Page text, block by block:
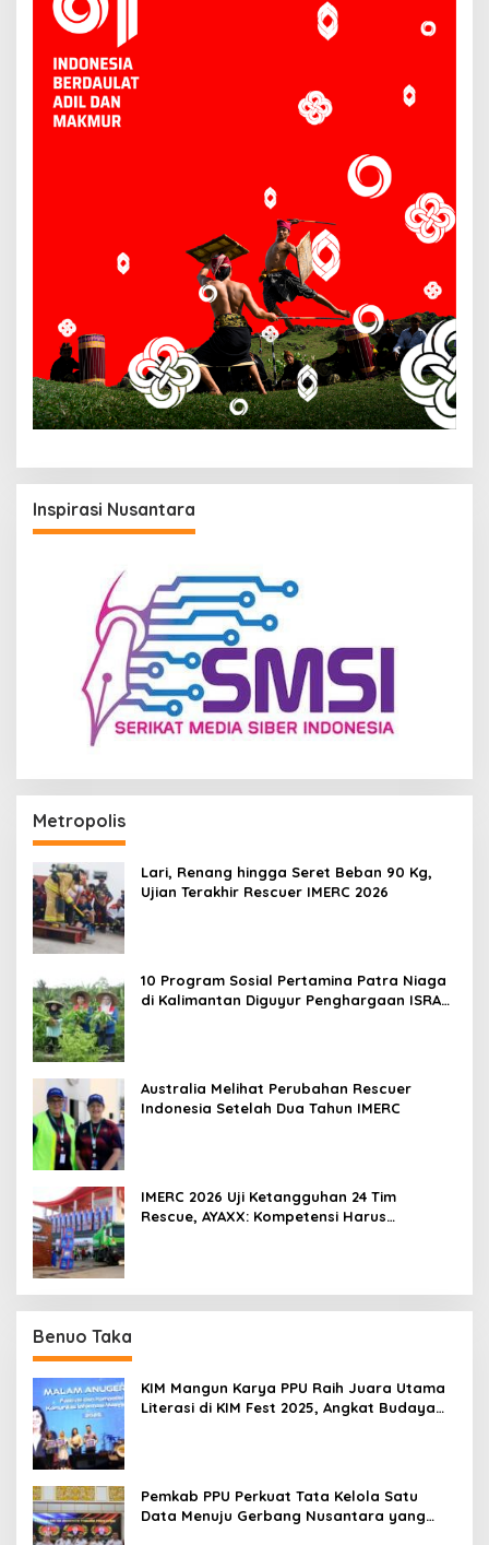
Inspirasi Nusantara
Metropolis
Lari, Renang hingga Seret Beban 90 Kg,
Ujian Terakhir Rescuer IMERC 2026
10 Program Sosial Pertamina Patra Niaga
di Kalimantan Diguyur Penghargaan ISRA
Australia Melihat Perubahan Rescuer
Indonesia Setelah Dua Tahun IMERC
IMERC 2026 Uji Ketangguhan 24 Tim
Rescue, AYAXX: Kompetensi Harus
Benuo Taka
KIM Mangun Karya PPU Raih Juara Utama
Literasi di KIM Fest 2025, Angkat Budaya
Pemkab PPU Perkuat Tata Kelola Satu
Data Menuju Gerbang Nusantara yang